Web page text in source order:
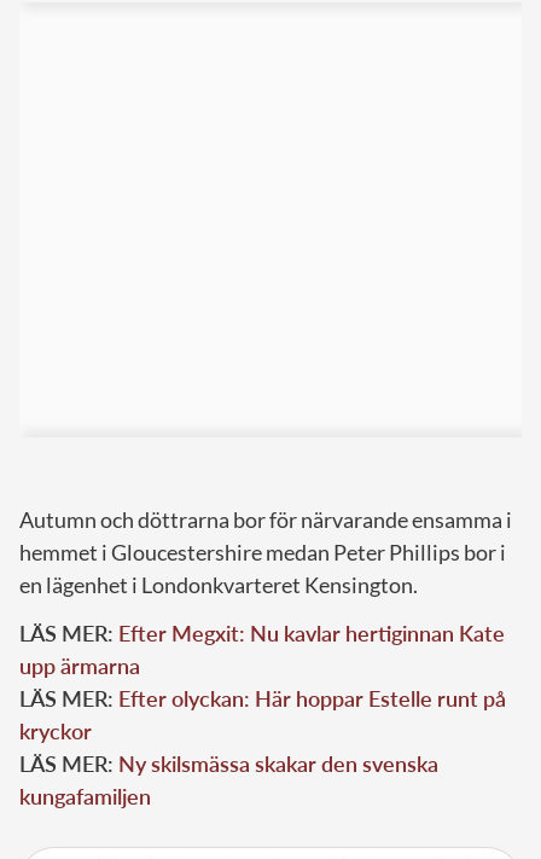
Autumn och döttrarna bor för närvarande ensamma i
hemmet i Gloucestershire medan Peter Phillips bor i
en lägenhet i Londonkvarteret Kensington.
LÄS MER: Efter Megxit: Nu kavlar hertiginnan Kate
upp ärmarna
LÄS MER: Efter olyckan: Här hoppar Estelle runt på
kryckor
LÄS MER: Ny skilsmässa skakar den svenska
kungafamiljen